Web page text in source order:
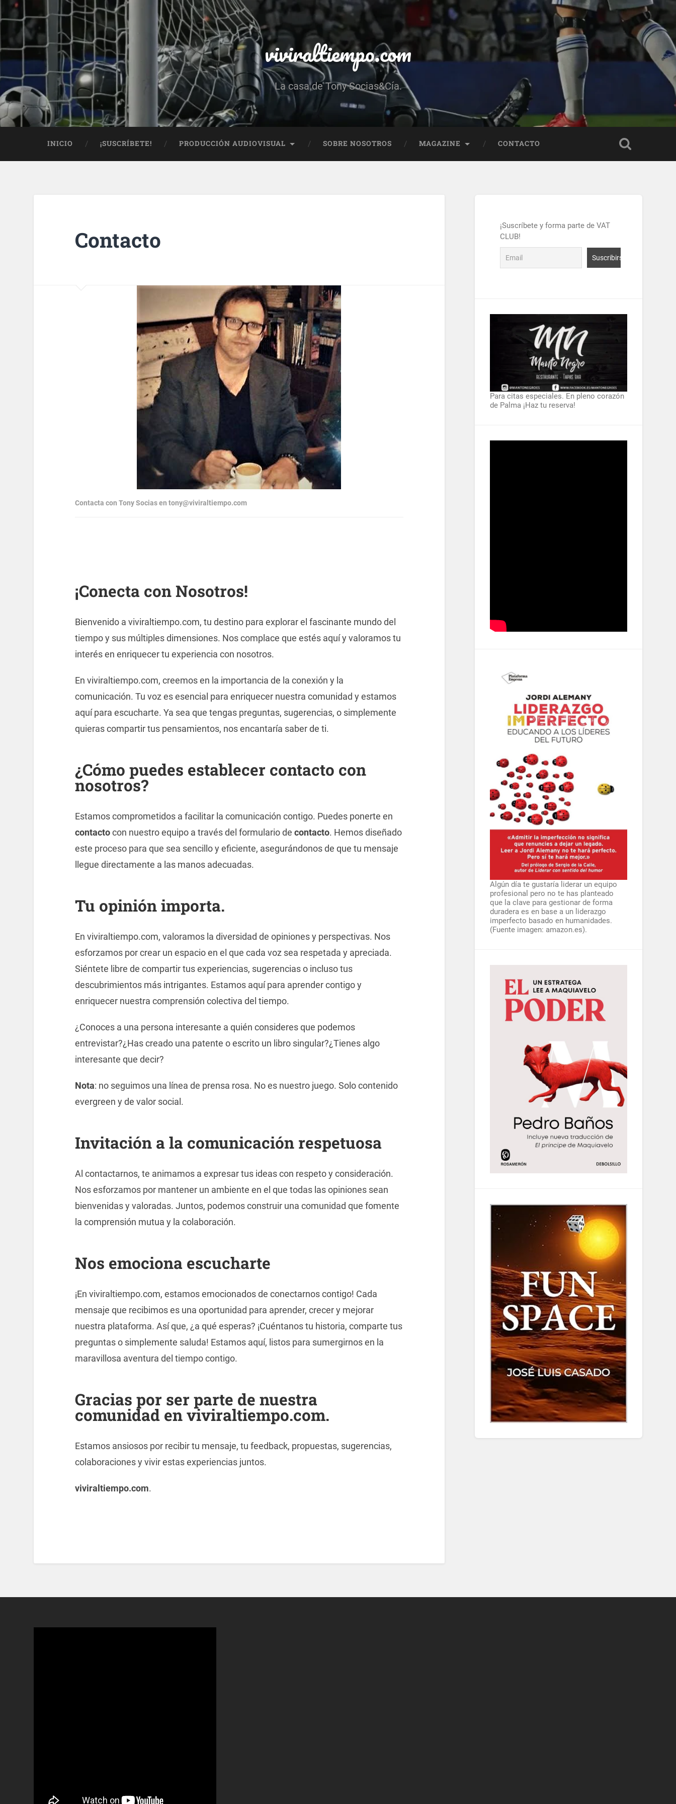
viviraltiempo.com
La casa de Tony Socias&Cía.
INICIO ¡SUSCRÍBETE! PRODUCCIÓN AUDIOVISUAL SOBRE NOSOTROS MAGAZINE CONTACTO
Contacto
Contacta con Tony Socias en tony@viviraltiempo.com
¡Conecta con Nosotros!
Bienvenido a viviraltiempo.com, tu destino para explorar el fascinante mundo del
tiempo y sus múltiples dimensiones. Nos complace que estés aquí y valoramos tu
interés en enriquecer tu experiencia con nosotros.
En viviraltiempo.com, creemos en la importancia de la conexión y la
comunicación. Tu voz es esencial para enriquecer nuestra comunidad y estamos
aquí para escucharte. Ya sea que tengas preguntas, sugerencias, o simplemente
quieras compartir tus pensamientos, nos encantaría saber de ti.
¿Cómo puedes establecer contacto con
nosotros?
Estamos comprometidos a facilitar la comunicación contigo. Puedes ponerte en
contactocon nuestro equipo a través del formulario de contacto. Hemos diseñado
este proceso para que sea sencillo y eficiente, asegurándonos de que tu mensaje
llegue directamente a las manos adecuadas.
Tu opinión importa.
En viviraltiempo.com, valoramos la diversidad de opiniones y perspectivas. Nos
esforzamos por crear un espacio en el que cada voz sea respetada y apreciada.
Siéntete libre de compartir tus experiencias, sugerencias o incluso tus
descubrimientos más intrigantes. Estamos aquí para aprender contigo y
enriquecer nuestra comprensión colectiva del tiempo.
¿Conoces a una persona interesante a quién consideres que podemos
entrevistar?¿Has creado una patente o escrito un libro singular?¿Tienes algo
interesante que decir?
Nota: no seguimos una línea de prensa rosa. No es nuestro juego. Solo contenido
evergreen y de valor social.
Invitación a la comunicación respetuosa
Al contactarnos, te animamos a expresar tus ideas con respeto y consideración.
Nos esforzamos por mantener un ambiente en el que todas las opiniones sean
bienvenidas y valoradas. Juntos, podemos construir una comunidad que fomente
la comprensión mutua y la colaboración.
Nos emociona escucharte
¡En viviraltiempo.com, estamos emocionados de conectarnos contigo! Cada
mensaje que recibimos es una oportunidad para aprender, crecer y mejorar
nuestra plataforma. Así que, ¿a qué esperas? ¡Cuéntanos tu historia, comparte tus
preguntas o simplemente saluda! Estamos aquí, listos para sumergirnos en la
maravillosa aventura del tiempo contigo.
Gracias por ser parte de nuestra
comunidad en viviraltiempo.com.
Estamos ansiosos por recibir tu mensaje, tu feedback, propuestas, sugerencias,
colaboraciones y vivir estas experiencias juntos.
viviraltiempo.com.
¡Suscríbete y forma parte de VAT
CLUB!
Para citas especiales. En pleno corazón
de Palma ¡Haz tu reserva!
Algún día te gustaría liderar un equipo
profesional pero no te has planteado
que la clave para gestionar de forma
duradera es en base a un liderazgo
imperfecto basado en humanidades.
(Fuente imagen: amazon.es).